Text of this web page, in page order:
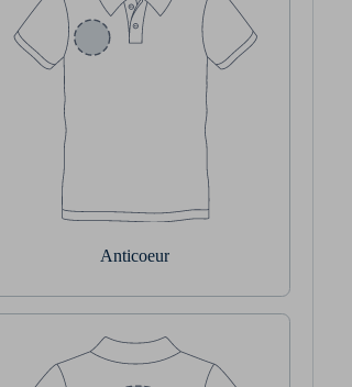
Anticoeur